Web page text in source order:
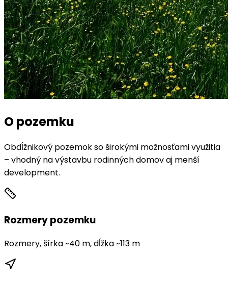
O pozemku
Obdĺžnikový pozemok so širokými možnosťami využitia
– vhodný na výstavbu rodinných domov aj menší
development.
Rozmery pozemku
Rozmery, šírka ~40 m, dĺžka ~113 m